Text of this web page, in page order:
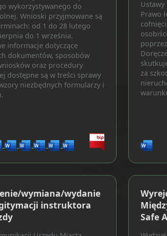
wykorzystywanego do
Wnioski przyjmowane są
od 1 do 28 lutego
do 1 września.
informacje dotyczące
dokumentów, sposobów
oraz procedury
dostępne są w treści sprawy
niezbędnych formularzy i
Ustawy
Prawo
za
wymiana/wydanie
instruktora
Safe